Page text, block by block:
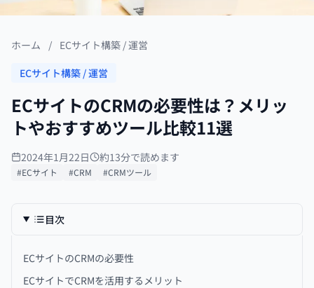
ホーム / ECサイト構築 / 運営
ECサイト構築 / 運営
ECサイトのCRMの必要性は？メリッ
トやおすすめツール比較11選
2024年1月22日 約13分で読めます
#ECサイト #CRM #CRMツール
目次
ECサイトのCRMの必要性
ECサイトでCRMを活用するメリット